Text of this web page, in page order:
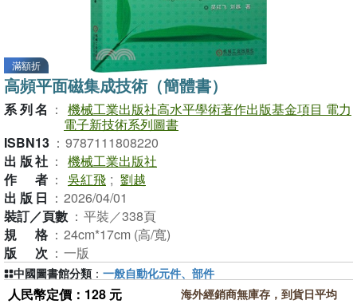
滿額折
高頻平面磁集成技術（簡體書）
系列名 ： 機械工業出版社高水平學術著作出版基金項目 電力
電子新技術系列圖書
ISBN13 ： 9787111808220
出版社 ： 機械工業出版社
作者 ： 吳紅飛 ; 劉越
出版日 ： 2026/04/01
裝訂／頁數 ： 平裝／338頁
規格 ： 24cm*17cm (高/寬)
版次 ： 一版
人民幣定價：128 元
海外經銷商無庫存，到貨日平均
中國圖書館分類 ： 一般自動化元件、部件